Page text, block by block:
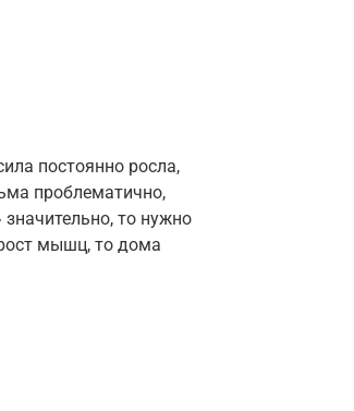
постоянно росла,
проблематично,
то нужно
мышц, то дома